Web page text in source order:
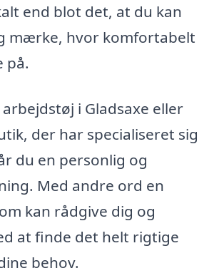
end blot det, at du kan
mærke, hvor komfortabelt
på.
i Gladsaxe eller
der har specialiseret sig
du en personlig og
Med andre ord en
kan rådgive dig og
at finde det helt rigtige
behov.